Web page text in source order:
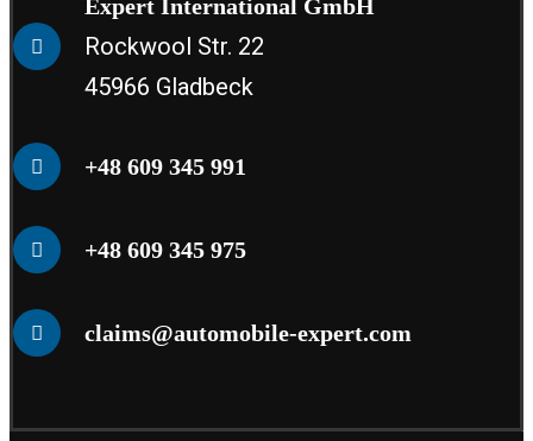
Expert International GmbH
Rockwool Str. 22
45966 Gladbeck
+48 609 345 991
+48 609 345 975
claims@automobile-expert.com